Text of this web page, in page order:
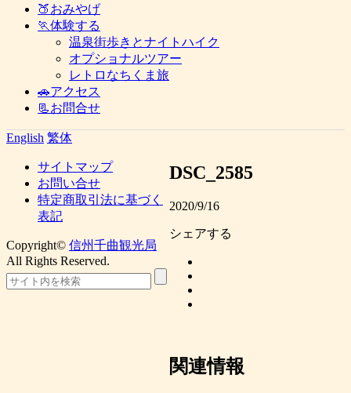
🍑おみやげ
🏃体験する
温泉街歩きとナイトハイク
オプショナルツアー
レトロなちくま旅
🚗アクセス
📃お問合せ
English 繁体
DSC_2585
2020/9/16
シェアする
関連情報
サイトマップ
お問い合せ
特定商取引法に基づく
表記
Copyright© 信州千曲観光局
All Rights Reserved.